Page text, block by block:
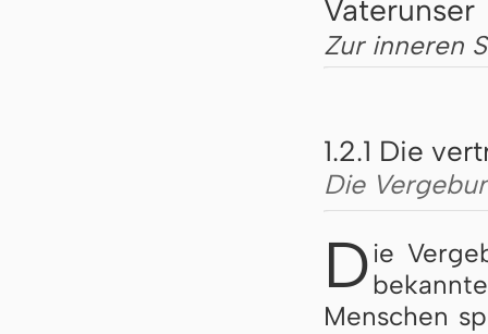
Vaterunser
Zur inneren
1.2.1 Die
Die
D ie
Menschen